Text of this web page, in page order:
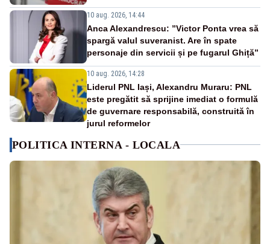
10 aug. 2026, 14:44
Anca Alexandrescu: ”Victor Ponta vrea să
spargă valul suveranist. Are în spate
personaje din servicii și pe fugarul Ghiță”
10 aug. 2026, 14:28
Liderul PNL Iași, Alexandru Muraru: PNL
este pregătit să sprijine imediat o formulă
de guvernare responsabilă, construită în
jurul reformelor
POLITICA INTERNA - LOCALA